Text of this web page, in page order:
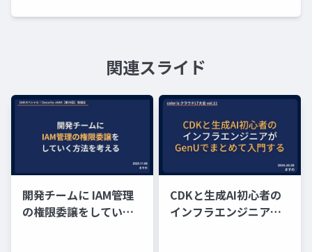
関連スライド
開発チームに IAM管理
の権限委譲をしていく
CDKと生成AI初心者の
インフラエンジニアが